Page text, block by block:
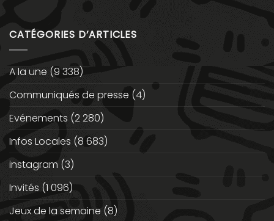
CATÉGORIES D’ARTICLES
A la une (9 338)
Communiqués de presse (4)
Evénements (2 280)
Infos Locales (8 683)
instagram (3)
Invités (1 096)
Jeux de la semaine (8)